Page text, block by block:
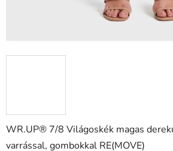
WR.UP® 7/8 Világoskék magas
varrással, gombokkal RE(MOVE)